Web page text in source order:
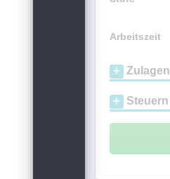
Arbeitszeit
Zulagen